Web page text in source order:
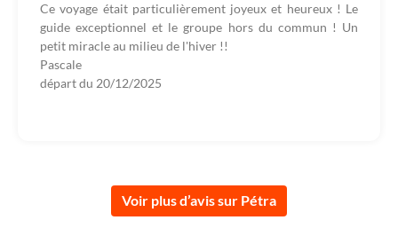
Ce voyage était particulièrement joyeux et heureux ! Le
guide exceptionnel et le groupe hors du commun ! Un
petit miracle au milieu de l'hiver !!
Pascale
départ du 20/12/2025
Voir plus d’avis sur Pétra